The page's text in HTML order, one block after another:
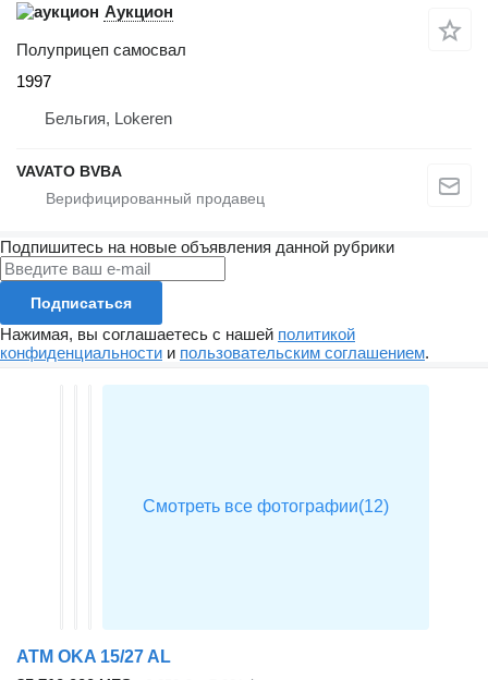
Аукцион
Полуприцеп самосвал
1997
Бельгия, Lokeren
VAVATO BVBA
Подпишитесь на новые объявления данной рубрики
Подписаться
Нажимая, вы соглашаетесь с нашей политикой
конфиденциальности и пользовательским соглашением.
ATM OKA 15/27 AL